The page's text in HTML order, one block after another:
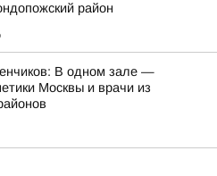
район
В одном зале —
Москвы и врачи из